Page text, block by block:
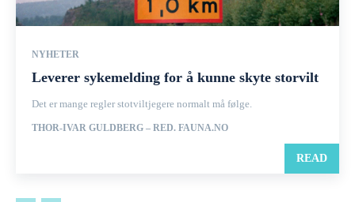
NYHETER
Leverer sykemelding for å kunne skyte storvilt
Det er mange regler stotviltjegere normalt må følge.
THOR-IVAR GULDBERG – RED. FAUNA.NO
READ